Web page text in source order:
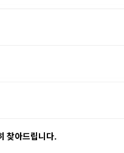
찾아드립니다.